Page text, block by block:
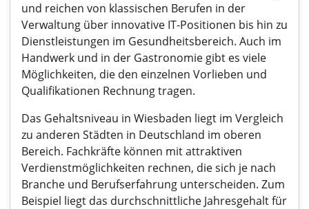
und reichen von klassischen Berufen in der
Verwaltung über innovative IT-Positionen bis hin zu
Dienstleistungen im Gesundheitsbereich. Auch im
Handwerk und in der Gastronomie gibt es viele
Möglichkeiten, die den einzelnen Vorlieben und
Qualifikationen Rechnung tragen.
Das Gehaltsniveau in Wiesbaden liegt im Vergleich
zu anderen Städten in Deutschland im oberen
Bereich. Fachkräfte können mit attraktiven
Verdienstmöglichkeiten rechnen, die sich je nach
Branche und Berufserfahrung unterscheiden. Zum
Beispiel liegt das durchschnittliche Jahresgehalt für